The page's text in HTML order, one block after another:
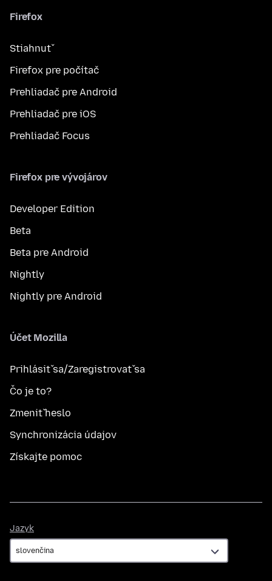
Firefox
Stiahnuť
Firefox pre počítač
Prehliadač pre Android
Prehliadač pre iOS
Prehliadač Focus
Firefox pre vývojárov
Developer Edition
Beta
Beta pre Android
Nightly
Nightly pre Android
Účet Mozilla
Prihlásiť sa/Zaregistrovať sa
Čo je to?
Zmeniť heslo
Synchronizácia údajov
Získajte pomoc
Jazyk